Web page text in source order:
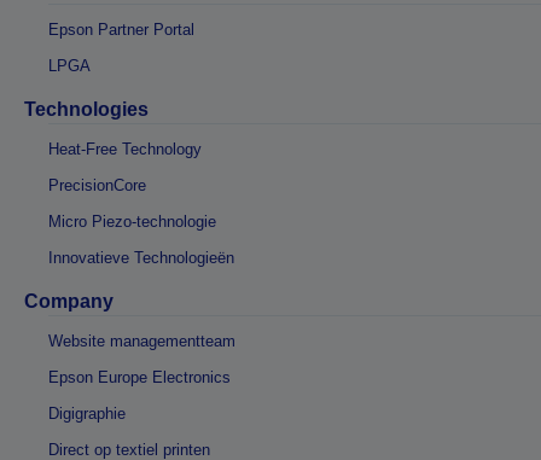
Epson Partner Portal
LPGA
Technologies
Heat-Free Technology
PrecisionCore
Micro Piezo-technologie
Innovatieve Technologieën
Company
Website managementteam
Epson Europe Electronics
Digigraphie
Direct op textiel printen